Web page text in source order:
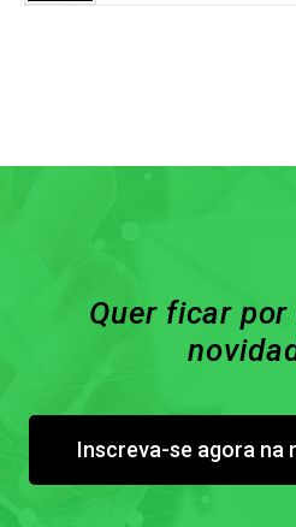
Quer ficar
Inscreva-se agora na